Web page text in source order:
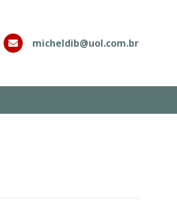
WhatsAppmicheldib@uol.com.br